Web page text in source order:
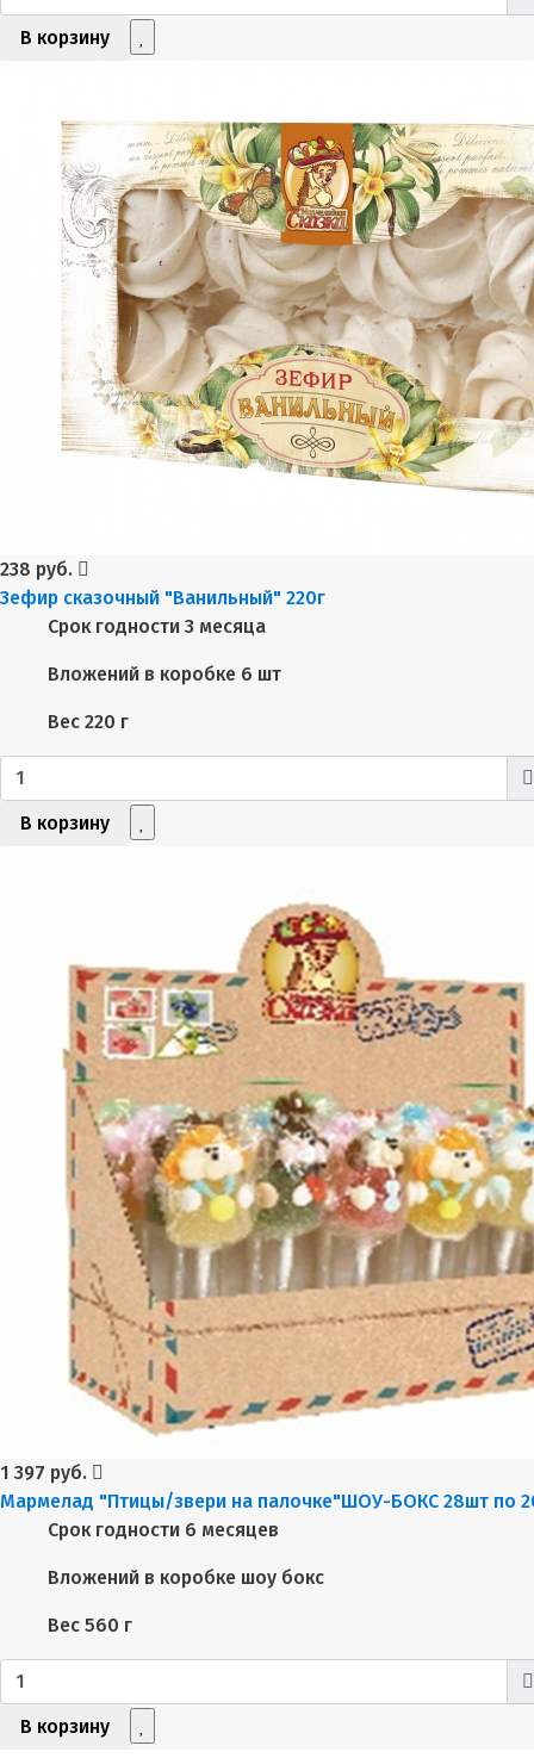
В корзину
238 руб.
Зефир сказочный "Ванильный" 220г
Срок годности 3 месяца
Вложений в коробке 6 шт
Вес 220 г
В корзину
1 397 руб.
Мармелад "Птицы/звери на палочке"ШОУ-БОКС 28шт по
Срок годности 6 месяцев
Вложений в коробке шоу бокс
Вес 560 г
В корзину